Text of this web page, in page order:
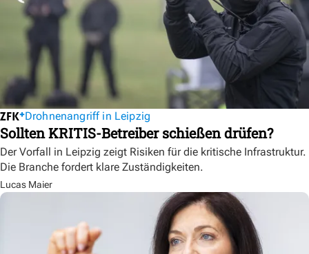
Drohnenangriff in Leipzig
Sollten KRITIS-Betreiber schießen drüfen?
Der Vorfall in Leipzig zeigt Risiken für die kritische Infrastruktur.
Die Branche fordert klare Zuständigkeiten.
Lucas Maier